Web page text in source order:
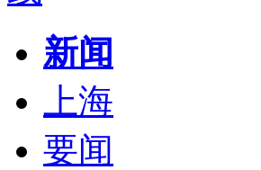
新闻
上海
要闻